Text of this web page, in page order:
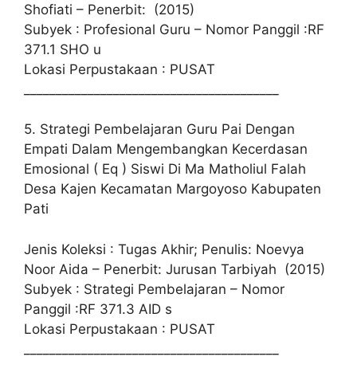
Shofiati – Penerbit: (2015)
Subyek : Profesional Guru – Nomor Panggil :RF
371.1 SHO u
Lokasi Perpustakaan : PUSAT
5. Strategi Pembelajaran Guru Pai Dengan
Empati Dalam Mengembangkan Kecerdasan
Emosional ( Eq ) Siswi Di Ma Matholiul Falah
Desa Kajen Kecamatan Margoyoso Kabupaten
Pati
Jenis Koleksi : Tugas Akhir; Penulis: Noevya
Noor Aida – Penerbit: Jurusan Tarbiyah (2015)
Subyek : Strategi Pembelajaran – Nomor
Panggil :RF 371.3 AID s
Lokasi Perpustakaan : PUSAT